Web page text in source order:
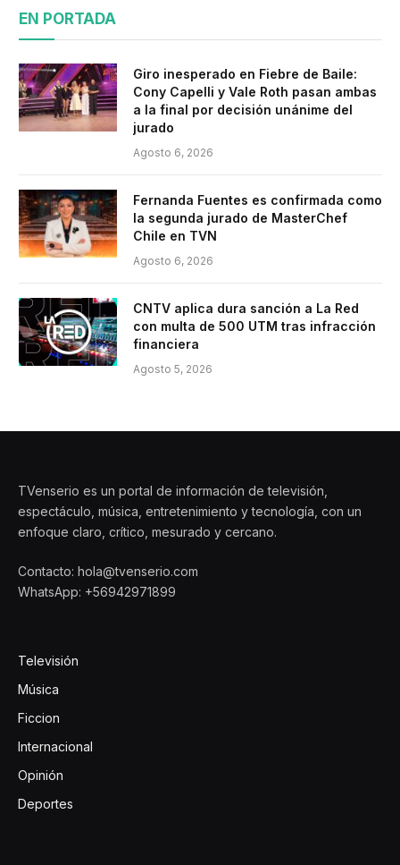
EN PORTADA
Giro inesperado en Fiebre de Baile:
Cony Capelli y Vale Roth pasan ambas
a la final por decisión unánime del
jurado
Agosto 6, 2026
Fernanda Fuentes es confirmada como
la segunda jurado de MasterChef
Chile en TVN
Agosto 6, 2026
CNTV aplica dura sanción a La Red
con multa de 500 UTM tras infracción
financiera
Agosto 5, 2026
TVenserio es un portal de información de televisión,
espectáculo, música, entretenimiento y tecnología, con un
enfoque claro, crítico, mesurado y cercano.
Contacto: hola@tvenserio.com
WhatsApp: +56942971899
Televisión
Música
Ficcion
Internacional
Opinión
Deportes